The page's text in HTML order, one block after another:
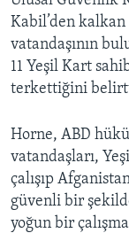
Kabil’den kalkan
vatandaşının
11 Yeşil Kart
terkettiğini
Horne, ABD
vatandaşları,
çalışıp
güvenli bir
yoğun bir